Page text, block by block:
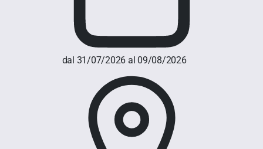
dal 31/07/2026 al 09/08/2026